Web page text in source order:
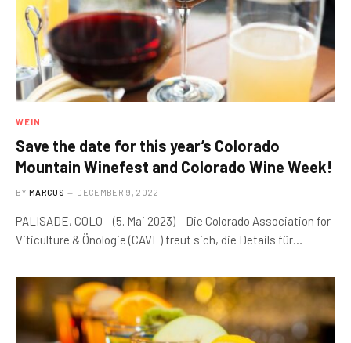
WEIN
Save the date for this year’s Colorado
Mountain Winefest and Colorado Wine Week!
BY MARCUS DECEMBER 9, 2022
PALISADE, COLO – (5. Mai 2023) —Die Colorado Association for
Viticulture & Önologie (CAVE) freut sich, die Details für…